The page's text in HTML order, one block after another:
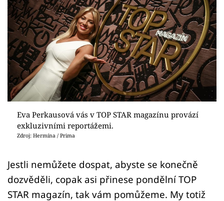
Sex a vztahy
Videa
Sledujte prima+
Přihlášení
Sledujte nás
Eva Perkausová vás v TOP STAR magazínu provází
exkluzivními reportážemi.
Zdroj: Hermína / Prima
Jestli nemůžete dospat, abyste se konečně
dozvěděli, copak asi přinese pondělní TOP
STAR magazín, tak vám pomůžeme. My totiž